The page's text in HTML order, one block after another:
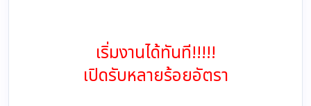
เริ่มงานได้ทันที!!!!!
เปิดรับหลายร้อยอัตรา